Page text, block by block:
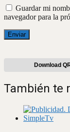
Guardar mi
navegador para la
Download
También te